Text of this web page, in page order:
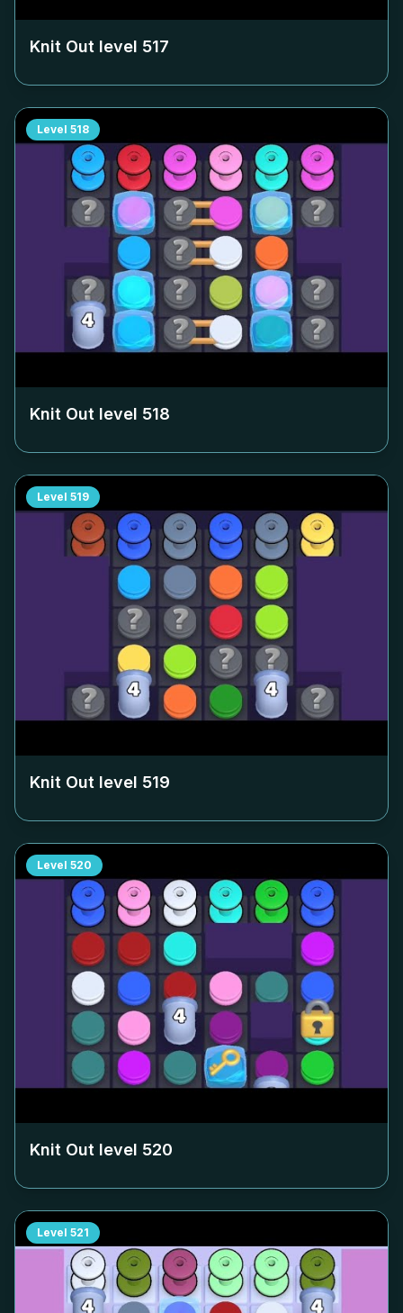
Knit Out level 517
Level 518
Knit Out level 518
Level 519
Knit Out level 519
Level 520
Knit Out level 520
Level 521